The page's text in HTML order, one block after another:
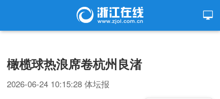
橄榄球热浪席卷杭州良渚
2026-06-24 10:15:28 体坛报